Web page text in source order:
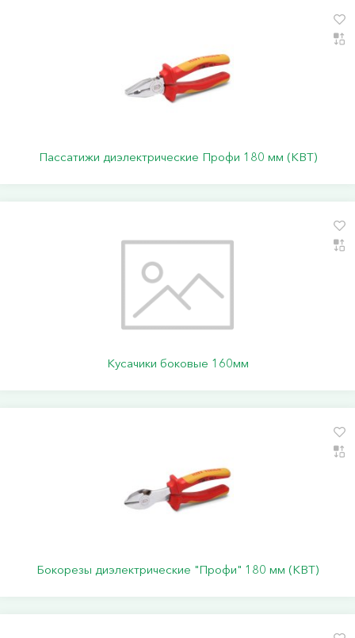
Пассатижи диэлектрические Профи 180 мм (КВТ)
Кусачики боковые 160мм
Бокорезы диэлектрические "Профи" 180 мм (КВТ)